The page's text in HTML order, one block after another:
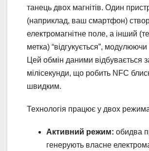
танець двох магнітів. Один
(наприклад, ваш смартфон)
електромагнітне поле, а інший
метка) “відгукується”,
Цей обмін даними відбувається
мілісекунди, що робить NFC
швидким.
Технологія працює у двох
Активний режим: обидва
генерують власне